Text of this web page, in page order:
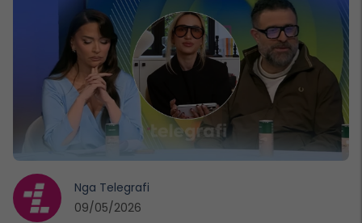
Nga Telegrafi
09/05/2026